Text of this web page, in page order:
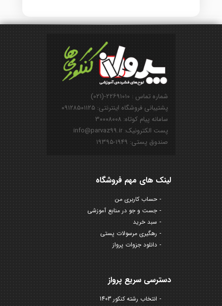
شماره تماس : ۲۲۶۹۱۰۱۰-(۰۲۱)
پشتیبانی فروشگاه اینترنتی: ۰۹۱۲۸۵۰۱۱۲۵
سامانه پیام کوتاه: ۳۰۰۰۸۰۰۸
پست الکترونیک: info@parvaz99.ir
صندوق پستی: ۱۹۴۹-۱۹۳۹۵
لینک های مهم فروشگاه
حساب کاربری من
جست و جو در منابع آموزشی
سبد خرید
رهگیری مرسولات پستی
دانلود جزوات پرواز
دسترسی سریع پرواز
انتخاب رشته کنکور 1403